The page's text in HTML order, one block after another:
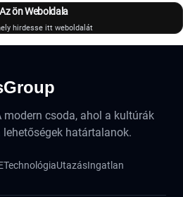
Az ön Weboldala
hirdesse itt weboldalát
modern csoda, ahol a kultúrák
határtalanok.
TechnológiaUtazásIngatlan